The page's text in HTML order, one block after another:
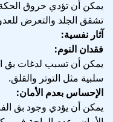
يمكن أن تؤدي حروق
تشقق الجلد والتعرض
آثار نفسية:
فقدان النوم:
يمكن أن تسبب لدغات بق
سلبية مثل التوتر والقلق.
الإحساس بعدم الأمان:
يمكن أن يؤدي وجود بق